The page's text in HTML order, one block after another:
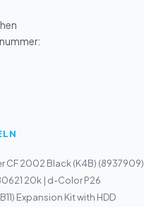
CF 2002 Black (K4B) (8937909)
20k | d-Color P26
Expansion Kit with HDD